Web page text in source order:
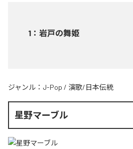
1 ： 岩戸の舞姫
ジャンル： J-Pop / 演歌/日本伝統
星野マーブル